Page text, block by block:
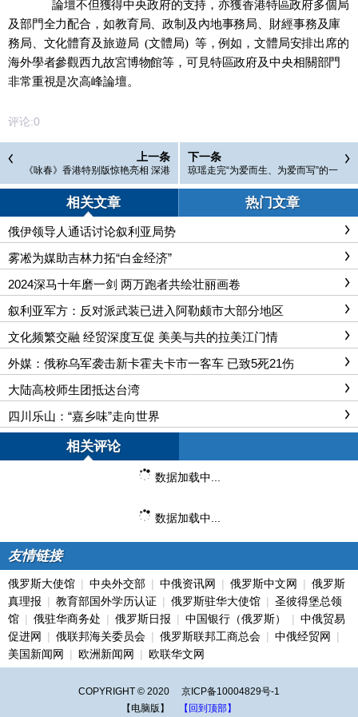
論壇不但獲得中央政府的支持，亦獲香港特區政府多個局
及部門全力配合 ，如教育局、政制及內地事務局、財經事務及庫
務局、文化體育及旅遊局 (文體局) 等，例如 ， 文體局安排出席的
海外學者參觀西九故宮博物館等 ，可見特區政府及中央相關部門
非常重視是次高峰論壇。
评论:0
上一条
《咏春》香港特别版惊艳亮相 深港
共传中华文脉
下一条
琼瑶走完“为爱而生、为爱而写”的一
生
相关文章 热门文章
俄伊领导人通话讨论叙利亚局势
雾凇为媒助吉林力拓“白金经济”
2024深马十年磨一剑 两万跑者共绘壮丽画卷
叙利亚军方：反对派武装已进入阿勒颇市大部分地区
文化频繁交融 经贸深度互促 美美与共的拉美江门情
外媒：俄称乌军袭击新卡霍夫卡市一客车 已致5死21伤
大陆高校师生团抵达台湾
四川乐山：“嘉乡味”走向世界
相关评论
数据加载中...
数据加载中...
友情链接
俄罗斯大使馆 | 中央外交部 | 中俄资讯网 | 俄罗斯中文网 | 俄罗斯
真理报 | 教育部国外学历认证 | 俄罗斯驻华大使馆 | 圣彼得堡总领
馆 | 俄驻华商务处 | 俄罗斯日报 | 中国银行（俄罗斯） | 中俄贸易
促进网 | 俄联邦海关委员会 | 俄罗斯联邦工商总会 | 中俄经贸网 |
美国新闻网 | 欧洲新闻网 | 欧联华文网
COPYRIGHT © 2020 京ICP备10004829号-1
【电脑版】
【回到顶部】